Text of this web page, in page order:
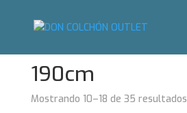
190cm
Mostrando 10–18 de 35 resultados